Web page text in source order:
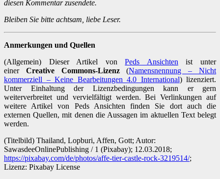
diesen Kommentar zusendete.
Bleiben Sie bitte achtsam, liebe Leser.
Anmerkungen und Quellen
(Allgemein) Dieser Artikel vonPeds Ansichtenist unter
einer Creative Commons-Lizenz(Namensnennung – Nicht
kommerziell – Keine Bearbeitungen 4.0 International) lizenziert.
Unter Einhaltung der Lizenzbedingungen kann er gern
weiterverbreitet und vervielfältigt werden. Bei Verlinkungen auf
weitere Artikel von Peds Ansichten finden Sie dort auch die
externen Quellen, mit denen die Aussagen im aktuellen Text belegt
werden.
(Titelbild) Thailand, Lopburi, Affen, Gott; Autor:
SawasdeeOnlinePublishing / 1 (Pixabay); 12.03.2018;
https://pixabay.com/de/photos/affe-tier-castle-rock-3219514/;
Lizenz: Pixabay License